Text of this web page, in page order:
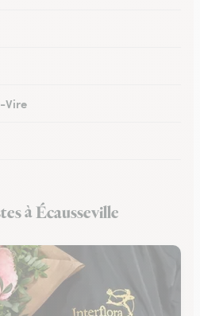
Vire
à Écausseville